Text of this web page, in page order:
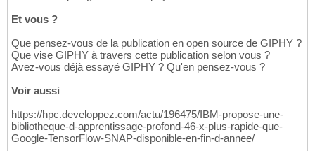
Et vous ?
Que pensez-vous de la publication en open source de GIPHY ?
Que vise GIPHY à travers cette publication selon vous ?
Avez-vous déjà essayé GIPHY ? Qu'en pensez-vous ?
Voir aussi
https://hpc.developpez.com/actu/196475/IBM-propose-une-
bibliotheque-d-apprentissage-profond-46-x-plus-rapide-que-
Google-TensorFlow-SNAP-disponible-en-fin-d-annee/